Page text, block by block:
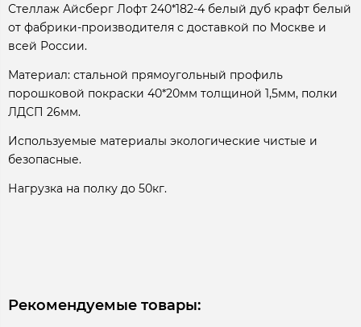
Стеллаж Айсберг Лофт 240*182-4 белый дуб крафт белый
от фабрики-производителя с доставкой по Москве и
всей России.
Материал: стальной прямоугольный профиль
порошковой покраски 40*20мм толщиной 1,5мм, полки
ЛДСП 26мм.
Используемые материалы экологические чистые и
безопасные.
Нагрузка на полку до 50кг.
Рекомендуемые товары: